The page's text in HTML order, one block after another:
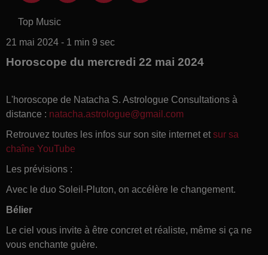
Top Music
21 mai 2024 - 1 min 9 sec
Horoscope du mercredi 22 mai 2024
L'horoscope de Natacha S. Astrologue Consultations à
distance : natacha.astrologue@gmail.com
Retrouvez toutes les infos sur son site internet et sur sa
chaîne YouTube
Les prévisions :
Avec le duo Soleil-Pluton, on accélère le changement.
Bélier
Le ciel vous invite à être concret et réaliste, même si ça ne
vous enchante guère.